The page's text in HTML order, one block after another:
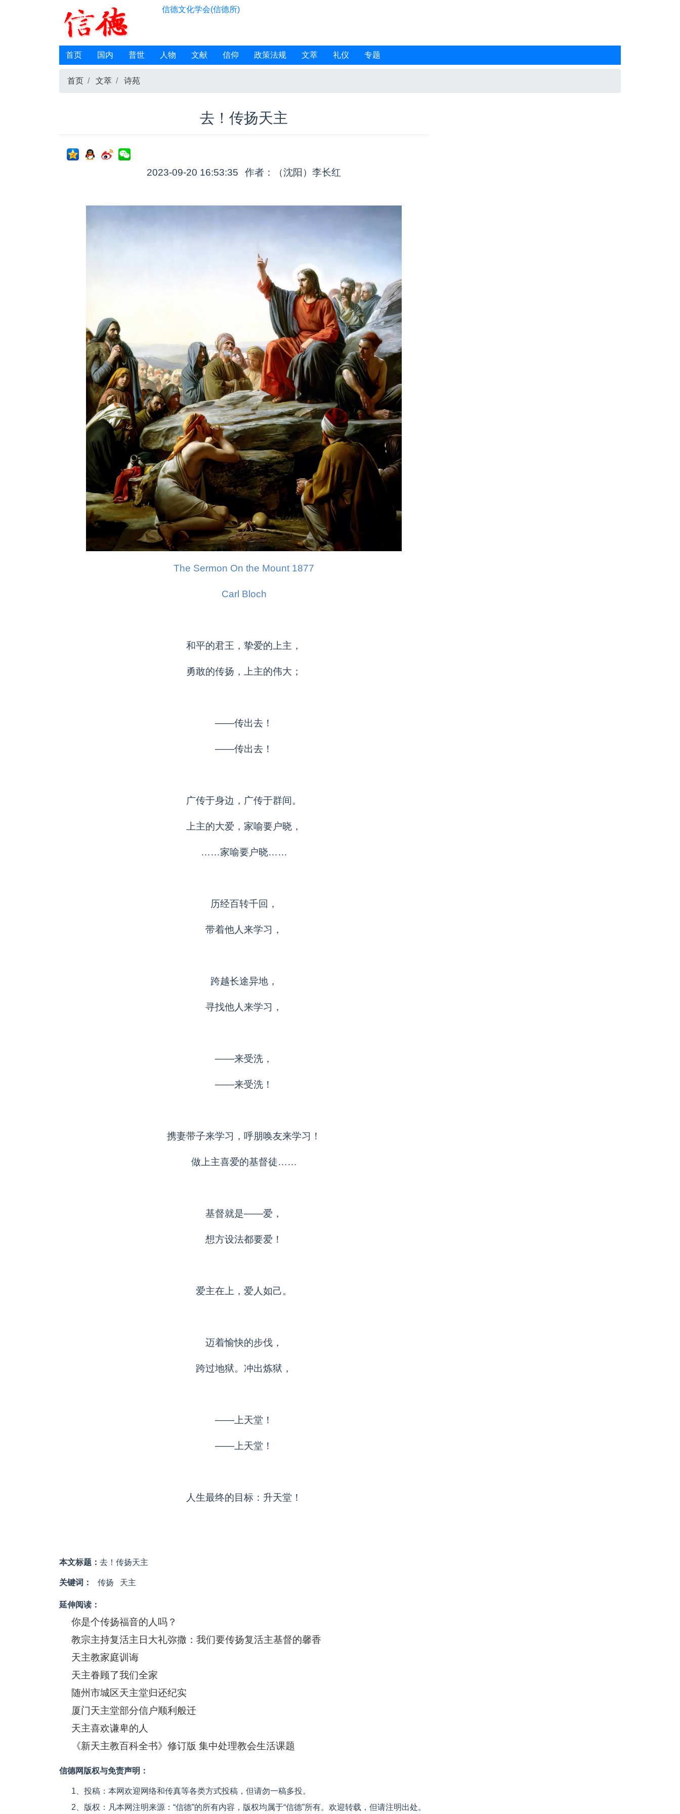
信德文化学会(信德所)
首页 国内 普世 人物 文献 信仰 政策法规 文萃 礼仪 专题
首页 文萃 诗苑
去！传扬天主
2023-09-20 16:53:35 作者：（沈阳）李长红
The Sermon On the Mount 1877
Carl Bloch
和平的君王，挚爱的上主，
勇敢的传扬，上主的伟大；
——传出去！
——传出去！
广传于身边，广传于群间。
上主的大爱，家喻要户晓，
……家喻要户晓……
历经百转千回，
带着他人来学习，
跨越长途异地，
寻找他人来学习，
——来受洗，
——来受洗！
携妻带子来学习，呼朋唤友来学习！
做上主喜爱的基督徒……
基督就是——爱，
想方设法都要爱！
爱主在上，爱人如己。
迈着愉快的步伐，
跨过地狱。冲出炼狱，
——上天堂！
——上天堂！
人生最终的目标：升天堂！
本文标题： 去！传扬天主
关键词： 传扬 天主
延伸阅读：
你是个传扬福音的人吗？
教宗主持复活主日大礼弥撒：我们要传扬复活主基督的馨香
天主教家庭训诲
天主眷顾了我们全家
随州市城区天主堂归还纪实
厦门天主堂部分信户顺利般迁
天主喜欢谦卑的人
《新天主教百科全书》修订版 集中处理教会生活课题
信德网版权与免责声明：
1、投稿：本网欢迎网络和传真等各类方式投稿，但请勿一稿多投。
2、版权：凡本网注明来源：“信德”的所有内容，版权均属于“信德”所有。欢迎转载，但请注明出处。